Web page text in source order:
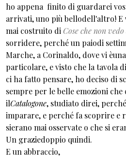
ho appena finito di guardarei
arrivati, uno più bellodell'altro!
mai costruito di Cose che non
sorridere, perché un paiodi
Marche, a Corinaldo, dove vi
particolare, e visto che la tavola
ci ha fatto pensare, ho deciso di
sempre per le belle emozioni
ilCatalogone, studiato direi,
imparare, e perché fa scoprire e
sierano mai osservate o che si
Un graziedoppio quindi.
E un abbraccio,